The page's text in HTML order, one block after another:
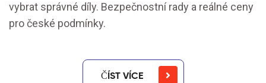
vybrat správné díly. Bezpečnostní rady a reálné ceny
pro české podmínky.
ČÍST VÍCE